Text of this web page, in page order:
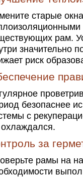
старые
рам.
значительно
риск
безопаснее
с
за
рамы на